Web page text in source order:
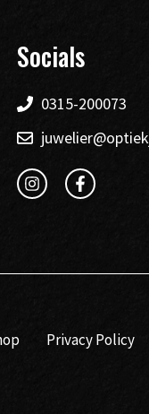
Socials
0315-200073
Privacy Policy